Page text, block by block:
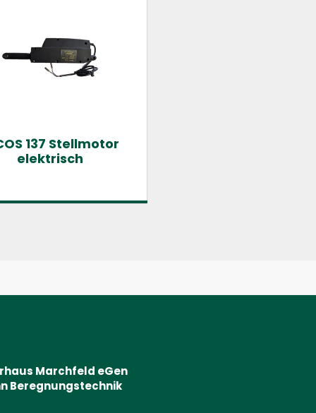
137 Stellmotor
elektrisch
Marchfeld eGen
Beregnungstechnik